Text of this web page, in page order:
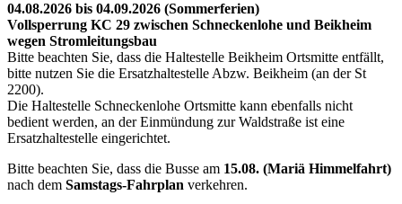
04.08.2026 bis 04.09.2026 (Sommerferien)
Vollsperrung KC 29 zwischen Schneckenlohe und Beikheim
wegen Stromleitungsbau
Bitte beachten Sie, dass die Haltestelle Beikheim Ortsmitte entfällt,
bitte nutzen Sie die Ersatzhaltestelle Abzw. Beikheim (an der St
2200).
Die Haltestelle Schneckenlohe Ortsmitte kann ebenfalls nicht
bedient werden, an der Einmündung zur Waldstraße ist eine
Ersatzhaltestelle eingerichtet.
Bitte beachten Sie, dass die Busse am 15.08. (Mariä Himmelfahrt)
nach dem Samstags-Fahrplan verkehren.